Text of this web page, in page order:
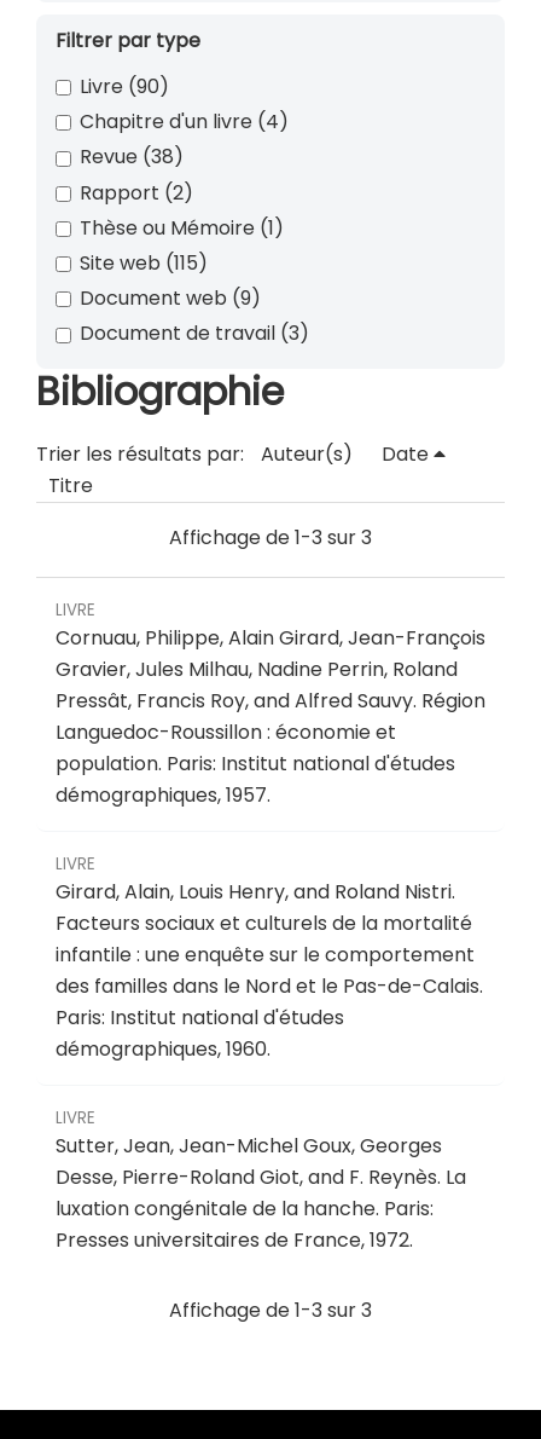
Filtrer par type
Livre (90)
Chapitre d'un livre (4)
Revue (38)
Rapport (2)
Thèse ou Mémoire (1)
Site web (115)
Document web (9)
Document de travail (3)
Bibliographie
Trier les résultats par: Auteur(s)
Date
Titre
Affichage de 1-3 sur 3
LIVRE
Cornuau, Philippe, Alain Girard, Jean-François
Gravier, Jules Milhau, Nadine Perrin, Roland
Pressât, Francis Roy, and Alfred Sauvy. Région
Languedoc-Roussillon : économie et
population. Paris: Institut national d'études
démographiques, 1957.
LIVRE
Girard, Alain, Louis Henry, and Roland Nistri.
Facteurs sociaux et culturels de la mortalité
infantile : une enquête sur le comportement
des familles dans le Nord et le Pas-de-Calais.
Paris: Institut national d'études
démographiques, 1960.
LIVRE
Sutter, Jean, Jean-Michel Goux, Georges
Desse, Pierre-Roland Giot, and F. Reynès. La
luxation congénitale de la hanche. Paris:
Presses universitaires de France, 1972.
Affichage de 1-3 sur 3